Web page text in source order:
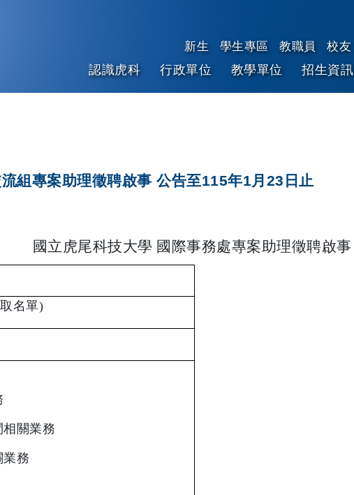
新生 學生專區 教職員 校友
認識虎科 行政單位 教學單位 招生資訊
組專案助理徵聘啟事 公告至115年1月23日止
國立虎尾科技大學 國際事務處專案助理徵聘啟事
名單)
關業務
業務